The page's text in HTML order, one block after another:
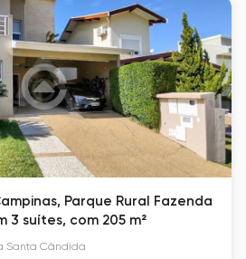
Parque Rural Fazenda
3 suítes, com 205 m²
Santa Cândida